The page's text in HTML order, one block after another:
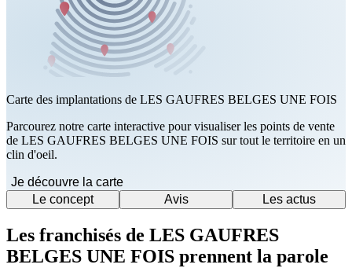
Carte des implantations de LES GAUFRES BELGES UNE FOIS
Parcourez notre carte interactive pour visualiser les points de vente
de LES GAUFRES BELGES UNE FOIS sur tout le territoire en un
clin d'oeil.
Je découvre la carte
Le concept
Avis Les actus
Les franchisés de LES GAUFRES
BELGES UNE FOIS prennent la parole